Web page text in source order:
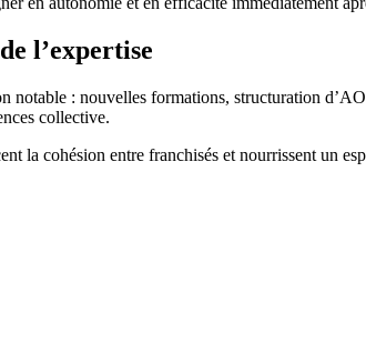
l’expertise
notable : nouvelles formations, structuration
collective.
la cohésion entre franchisés et nourrissent un